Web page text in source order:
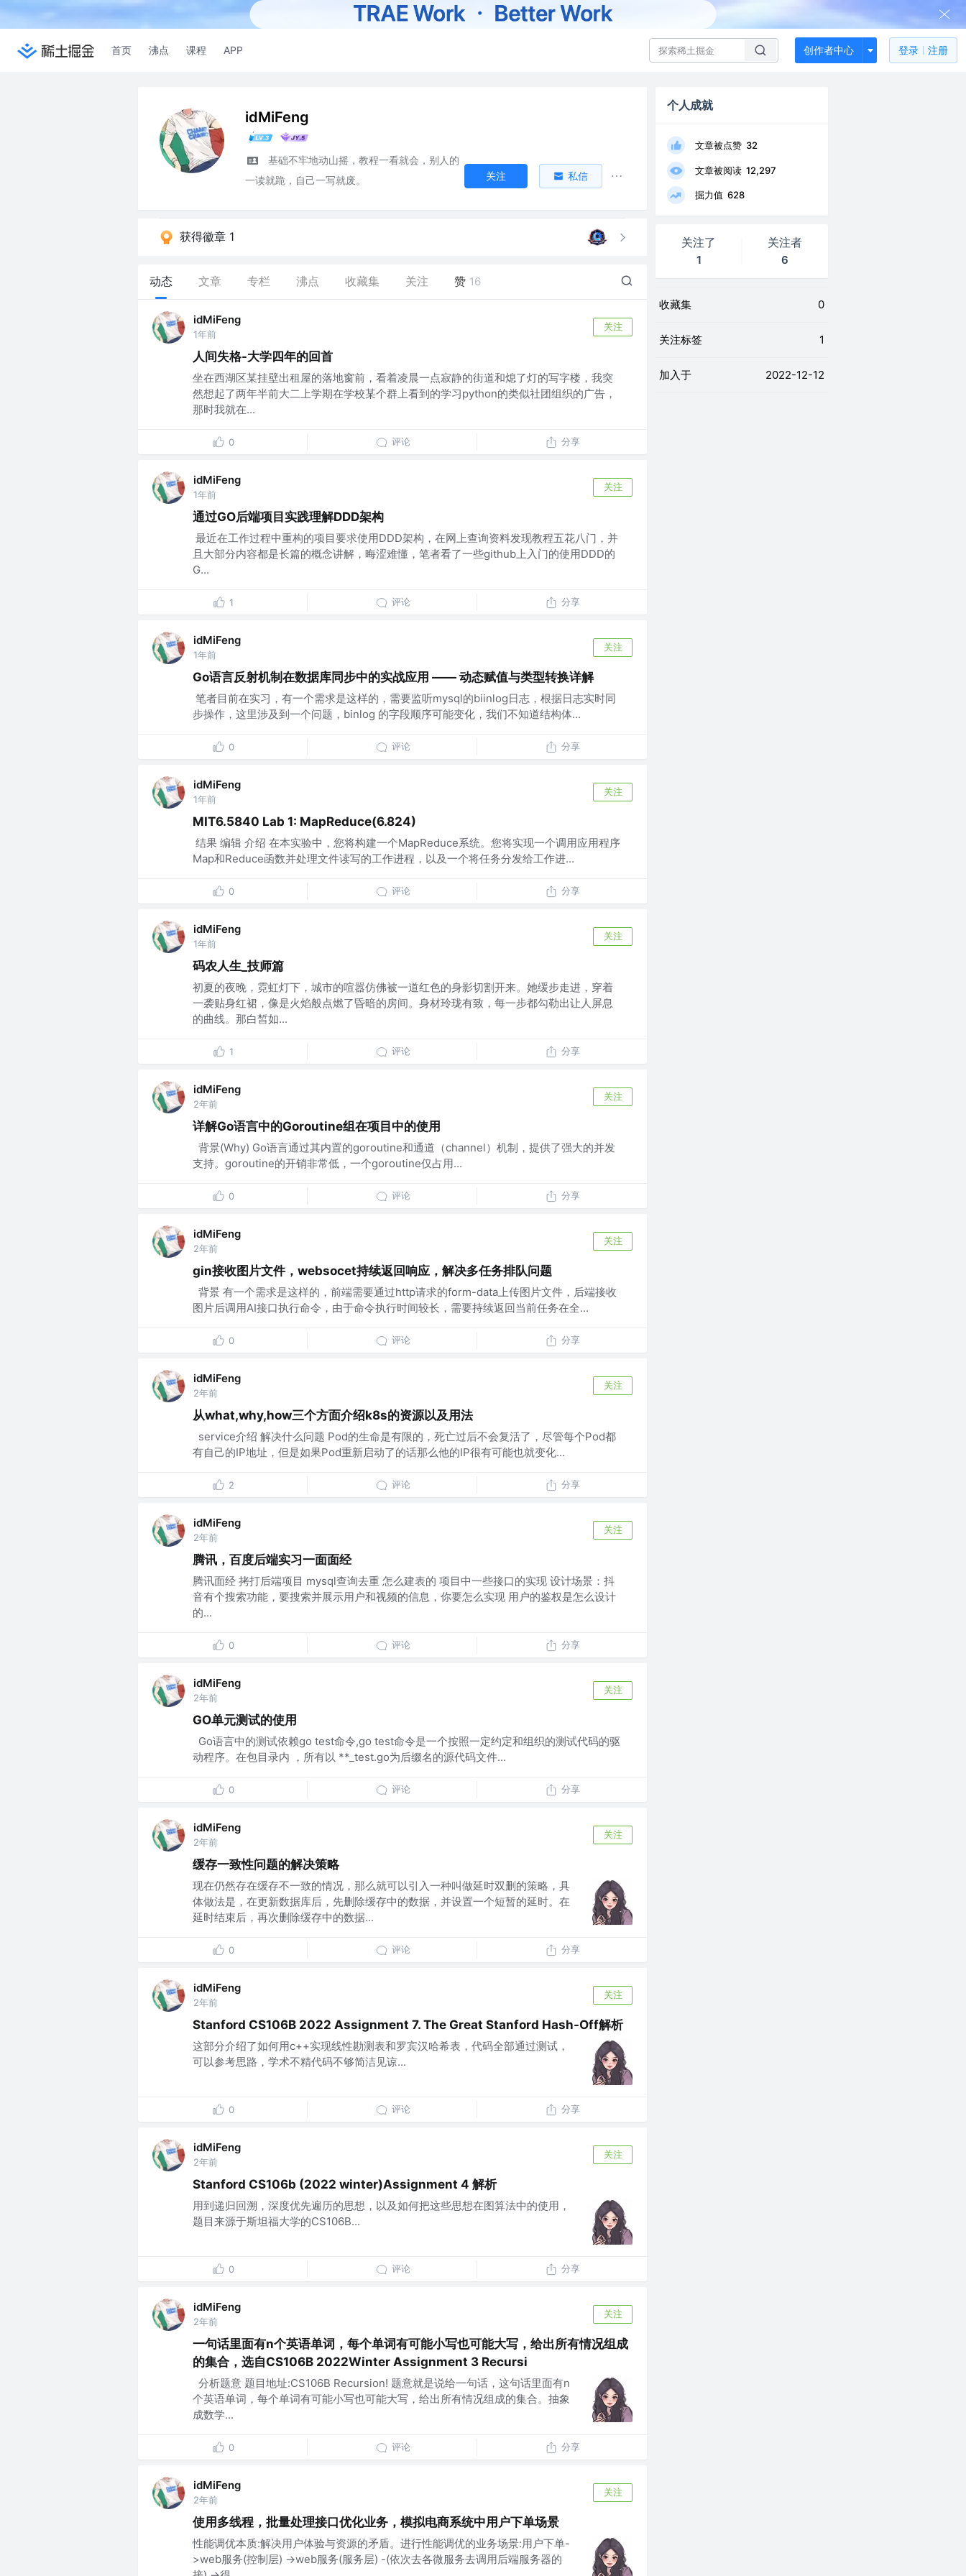
首页 沸点 课程 APP 创作者中心 登录 注册
idMiFeng
基础不牢地动山摇，教程一看就会，别人的
一读就跪，自己一写就废。
关注 私信
获得徽章 1
动态 文章 专栏 沸点 收藏集 关注 赞 16
idMiFeng
1年前
关注
人间失格-大学四年的回首
坐在西湖区某挂壁出租屋的落地窗前，看着凌晨一点寂静的街道和熄了灯的写字楼，我突
然想起了两年半前大二上学期在学校某个群上看到的学习python的类似社团组织的广告，
那时我就在...
0 评论 分享
idMiFeng
1年前
关注
通过GO后端项目实践理解DDD架构
​ 最近在工作过程中重构的项目要求使用DDD架构，在网上查询资料发现教程五花八门，并
且大部分内容都是长篇的概念讲解，晦涩难懂，笔者看了一些github上入门的使用DDD的
G...
1 评论 分享
idMiFeng
1年前
关注
Go语言反射机制在数据库同步中的实战应用 —— 动态赋值与类型转换详解
​ 笔者目前在实习，有一个需求是这样的，需要监听mysql的biinlog日志，根据日志实时同
步操作，这里涉及到一个问题，binlog 的字段顺序可能变化，我们不知道结构体...
0 评论 分享
idMiFeng
1年前
关注
MIT6.5840 Lab 1: MapReduce(6.824)
​ 结果 ​编辑 介绍 在本实验中，您将构建一个MapReduce系统。您将实现一个调用应用程序
Map和Reduce函数并处理文件读写的工作进程，以及一个将任务分发给工作进...
0 评论 分享
idMiFeng
1年前
关注
码农人生_技师篇
初夏的夜晚，霓虹灯下，城市的喧嚣仿佛被一道红色的身影切割开来。她缓步走进，穿着
一袭贴身红裙，像是火焰般点燃了昏暗的房间。身材玲珑有致，每一步都勾勒出让人屏息
的曲线。那白皙如...
1 评论 分享
idMiFeng
2年前
关注
详解Go语言中的Goroutine组在项目中的使用
​ 背景(Why) Go语言通过其内置的goroutine和通道（channel）机制，提供了强大的并发
支持。goroutine的开销非常低，一个goroutine仅占用...
0 评论 分享
idMiFeng
2年前
关注
gin接收图片文件，websocet持续返回响应，解决多任务排队问题
​ 背景 有一个需求是这样的，前端需要通过http请求的form-data上传图片文件，后端接收
图片后调用AI接口执行命令，由于命令执行时间较长，需要持续返回当前任务在全...
0 评论 分享
idMiFeng
2年前
关注
从what,why,how三个方面介绍k8s的资源以及用法
​ service介绍 解决什么问题 Pod的生命是有限的，死亡过后不会复活了，尽管每个Pod都
有自己的IP地址，但是如果Pod重新启动了的话那么他的IP很有可能也就变化...
2 评论 分享
idMiFeng
2年前
关注
腾讯，百度后端实习一面面经
腾讯面经 拷打后端项目 mysql查询去重 怎么建表的 项目中一些接口的实现 设计场景：抖
音有个搜索功能，要搜索并展示用户和视频的信息，你要怎么实现 用户的鉴权是怎么设计
的...
0 评论 分享
idMiFeng
2年前
关注
GO单元测试的使用
​ Go语言中的测试依赖go test命令,go test命令是一个按照一定约定和组织的测试代码的驱
动程序。在包目录内 ，所有以 **_test.go为后缀名的源代码文件...
0 评论 分享
idMiFeng
2年前
关注
缓存一致性问题的解决策略
现在仍然存在缓存不一致的情况，那么就可以引入一种叫做延时双删的策略，具
体做法是，在更新数据库后，先删除缓存中的数据，并设置一个短暂的延时。在
延时结束后，再次删除缓存中的数据...
0 评论 分享
idMiFeng
2年前
关注
Stanford CS106B 2022 Assignment 7. The Great Stanford Hash-Off解析
这部分介绍了如何用c++实现线性勘测表和罗宾汉哈希表，代码全部通过测试，
可以参考思路，学术不精代码不够简洁见谅...
0 评论 分享
idMiFeng
2年前
关注
Stanford CS106b (2022 winter)Assignment 4 解析
用到递归回溯，深度优先遍历的思想，以及如何把这些思想在图算法中的使用，
题目来源于斯坦福大学的CS106B...
0 评论 分享
idMiFeng
2年前
关注
一句话里面有n个英语单词，每个单词有可能小写也可能大写，给出所有情况组成
的集合，选自CS106B 2022Winter Assignment 3 Recursi
​ 分析题意 题目地址:CS106B Recursion! 题意就是说给一句话，这句话里面有n
个英语单词，每个单词有可能小写也可能大写，给出所有情况组成的集合。抽象
成数学...
0 评论 分享
idMiFeng
2年前
关注
使用多线程，批量处理接口优化业务，模拟电商系统中用户下单场景
性能调优本质:解决用户体验与资源的矛盾。进行性能调优的业务场景:用户下单-
>web服务(控制层) ->web服务(服务层) -(依次去各微服务去调用后端服务器的
个人成就
文章被点赞 32
文章被阅读 12,297
掘力值 628
关注了
1
关注者
6
收藏集 0
关注标签 1
加入于 2022-12-12